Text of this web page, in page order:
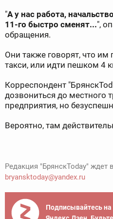
"А у нас работа,
11-го быстро сменят...",
обращения.
Они также говорят, что
такси, или идти пешком 4
Корреспондент
дозвониться до местного
предприятия, но
Вероятно, там
Редакция "БрянскToday" ждет
bryansktoday@yandex.ru
Подписывайтесь на